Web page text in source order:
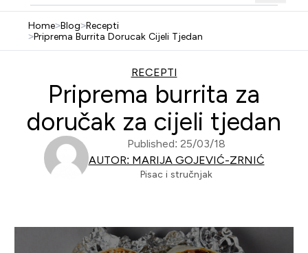
Home>Blog>Recepti
>Priprema Burrita Dorucak Cijeli Tjedan
RECEPTI
Priprema burrita za
doručak za cijeli tjedan
Published: 25/03/18
AUTOR: MARIJA GOJEVIĆ-ZRNIĆ
Pisac i stručnjak